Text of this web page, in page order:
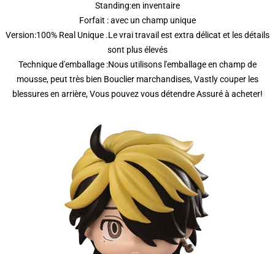
Standing:en inventaire
Forfait : avec un champ unique
Version:100% Real Unique .Le vrai travail est extra délicat et les détails
sont plus élevés
Technique d'emballage :Nous utilisons l'emballage en champ de
mousse, peut très bien Bouclier marchandises, Vastly couper les
blessures en arrière, Vous pouvez vous détendre Assuré à acheter!